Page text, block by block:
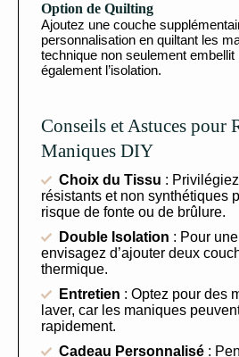
Option de Quilting
Ajoutez une couche
personnalisation en quiltant les
technique non seulement
également l’isolation.
Conseils et Astuces pour
Maniques DIY
Choix du Tissu :
résistants et non synthétiques
risque de fonte ou de brûlure.
Double Isolation : Pour
envisagez d’ajouter deux
thermique.
Entretien : Optez pour des
laver, car les maniques
rapidement.
Cadeau Personnalisé :